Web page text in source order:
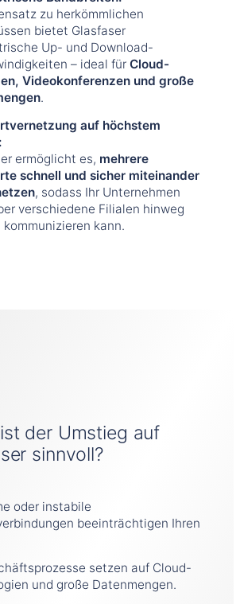
zu herkömmlichen
bietet Glasfaser
Up- und Download-
– ideal für Cloud-
Videokonferenzen und große
.
auf höchstem
ermöglicht es, mehrere
schnell und sicher miteinander
, sodass Ihr Unternehmen
verschiedene Filialen hinweg
kann.
der Umstieg auf
sinnvoll?
oder instabile
beeinträchtigen Ihren
setzen auf Cloud-
und große Datenmengen.